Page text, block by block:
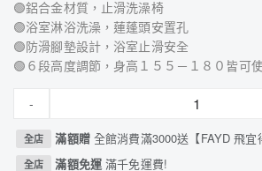
🟢鋁合金材質，止滑洗澡椅
🟢浴室淋浴洗澡，蓮蓬頭安置孔
🟢防滑腳墊設計，浴室止滑安全
🟢６段高度調節，身高１５５－１８０皆可
-
全店 滿額贈 全館消費滿3000送【FAYD 飛
全店 滿額免運滿千免運費!